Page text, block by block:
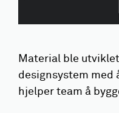
Material ble
designsystem med
hjelper team å